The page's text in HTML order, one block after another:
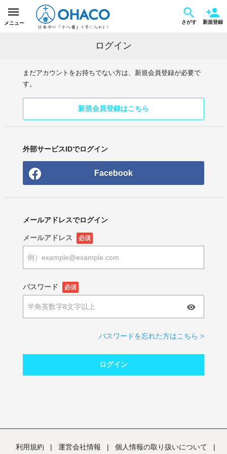
メニュー さがす 新規登録
ログイン
まだアカウントをお持ちでない方は、新規会員登録が必要で
す。
新規会員登録はこちら
外部サービスIDでログイン
Facebook
メールアドレスでログイン
メールアドレス 必須
パスワード 必須
パスワードを忘れた方はこちら >
ログイン
利用規約 | 運営会社情報 | 個人情報の取り扱いについて |